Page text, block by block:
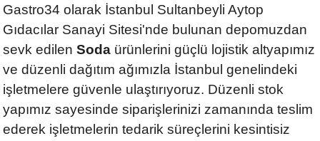
Gastro34 olarak İstanbul Sultanbeyli Aytop
Gıdacılar Sanayi Sitesi'nde bulunan depomuzdan
sevk edilen Soda ürünlerini güçlü lojistik altyapımız
ve düzenli dağıtım ağımızla İstanbul genelindeki
işletmelere güvenle ulaştırıyoruz. Düzenli stok
yapımız sayesinde siparişlerinizi zamanında teslim
ederek işletmelerin tedarik süreçlerini kesintisiz